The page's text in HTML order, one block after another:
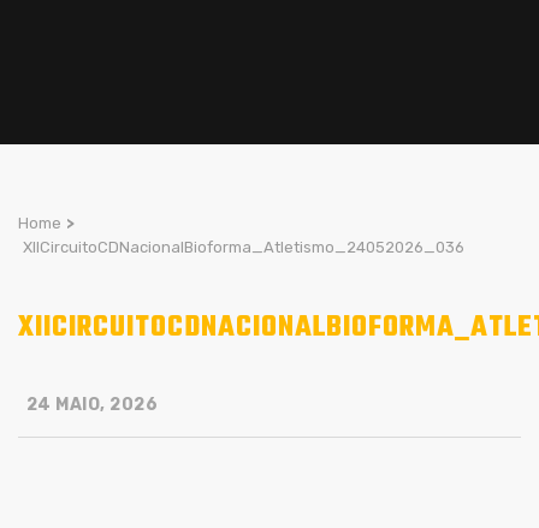
Home >
XIICircuitoCDNacionalBioforma_Atletismo_24052026_036
24 MAIO, 2026